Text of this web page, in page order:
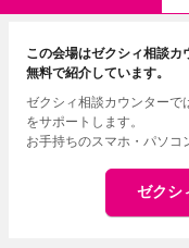
この会場はゼクシィ相談カ
無料で紹介しています。
ゼクシィ相談カウンターで
をサポートします。
お手持ちのスマホ・パソコ
ゼクシ